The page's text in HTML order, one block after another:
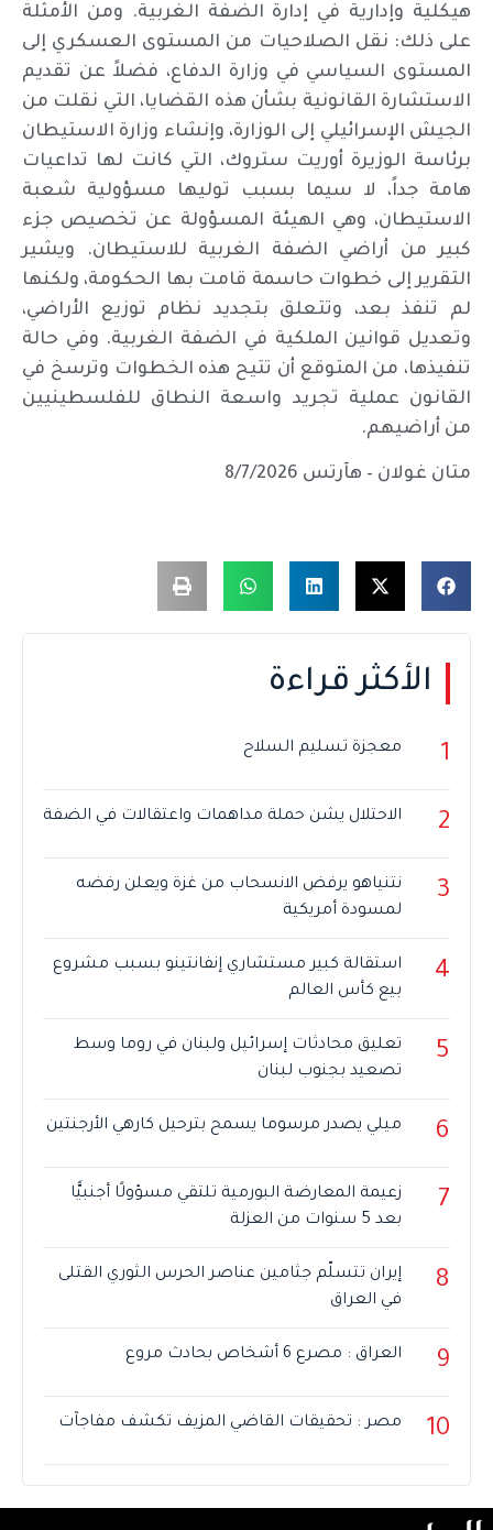
هيكلية وإدارية في إدارة الضفة الغربية. ومن الأمثلة
على ذلك: نقل الصلاحيات من المستوى العسكري إلى
المستوى السياسي في وزارة الدفاع، فضلاً عن تقديم
الاستشارة القانونية بشأن هذه القضايا، التي نقلت من
الجيش الإسرائيلي إلى الوزارة، وإنشاء وزارة الاستيطان
برئاسة الوزيرة أوريت ستروك، التي كانت لها تداعيات
هامة جداً، لا سيما بسبب توليها مسؤولية شعبة
الاستيطان، وهي الهيئة المسؤولة عن تخصيص جزء
كبير من أراضي الضفة الغربية للاستيطان. ويشير
التقرير إلى خطوات حاسمة قامت بها الحكومة، ولكنها
لم تنفذ بعد، وتتعلق بتجديد نظام توزيع الأراضي،
وتعديل قوانين الملكية في الضفة الغربية. وفي حالة
تنفيذها، من المتوقع أن تتيح هذه الخطوات وترسخ في
القانون عملية تجريد واسعة النطاق للفلسطينيين
من أراضيهم.
متان غولان – هآرتس 8/7/2026
الأكثر قراءة
1 معجزة تسليم السلاح
2 الاحتلال يشن حملة مداهمات واعتقالات في الضفة
3
نتنياهو يرفض الانسحاب من غزة ويعلن رفضه
لمسودة أمريكية
4
استقالة كبير مستشاري إنفانتينو بسبب مشروع
بيع كأس العالم
5
تعليق محادثات إسرائيل ولبنان في روما وسط
تصعيد بجنوب لبنان
6 ميلي يصدر مرسوما يسمح بترحيل كارهي الأرجنتين
7
زعيمة المعارضة البورمية تلتقي مسؤولًا أجنبيًّا
بعد 5 سنوات من العزلة
8
إيران تتسلّم جثامين عناصر الحرس الثوري القتلى
في العراق
9 العراق : مصرع 6 أشخاص بحادث مروع
10 مصر : تحقيقات القاضي المزيف تكشف مفاجآت